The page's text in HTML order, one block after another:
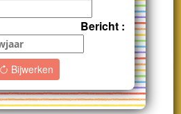
Bericht :
Bijwerken